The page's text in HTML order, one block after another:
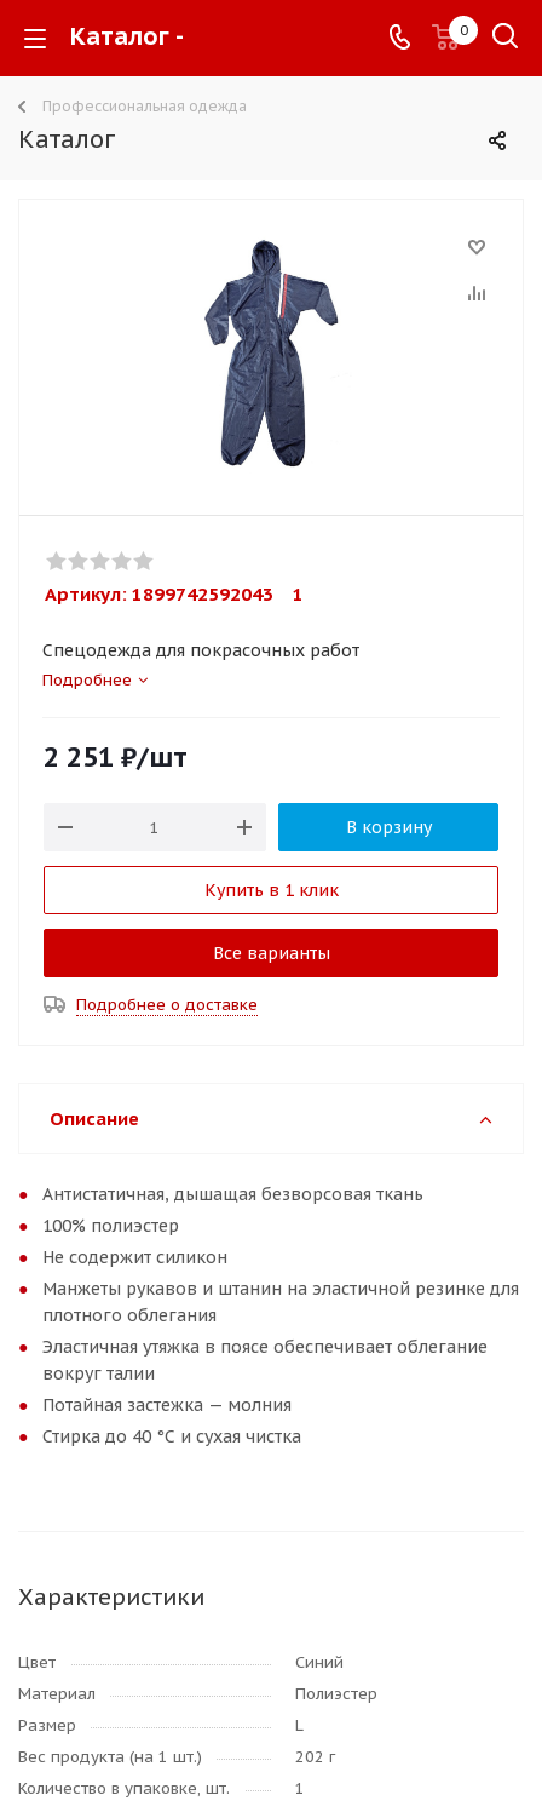
Каталог - 0
Профессиональная одежда
Каталог
Артикул: 1899742592043    1
Спецодежда для покрасочных работ
Подробнее
2 251 ₽/шт
В корзину
Купить в 1 клик
Все варианты
Подробнее о доставке
Описание
Антистатичная, дышащая безворсовая ткань
100% полиэстер
Не содержит силикон
Манжеты рукавов и штанин на эластичной резинке для
плотного облегания
Эластичная утяжка в поясе обеспечивает облегание
вокруг талии
Потайная застежка — молния
Стирка до 40 °С и сухая чистка
Характеристики
Цвет
Синий
Материал
Полиэстер
Размер
L
Вес продукта (на 1 шт.)
202 г
Количество в упаковке, шт.
1